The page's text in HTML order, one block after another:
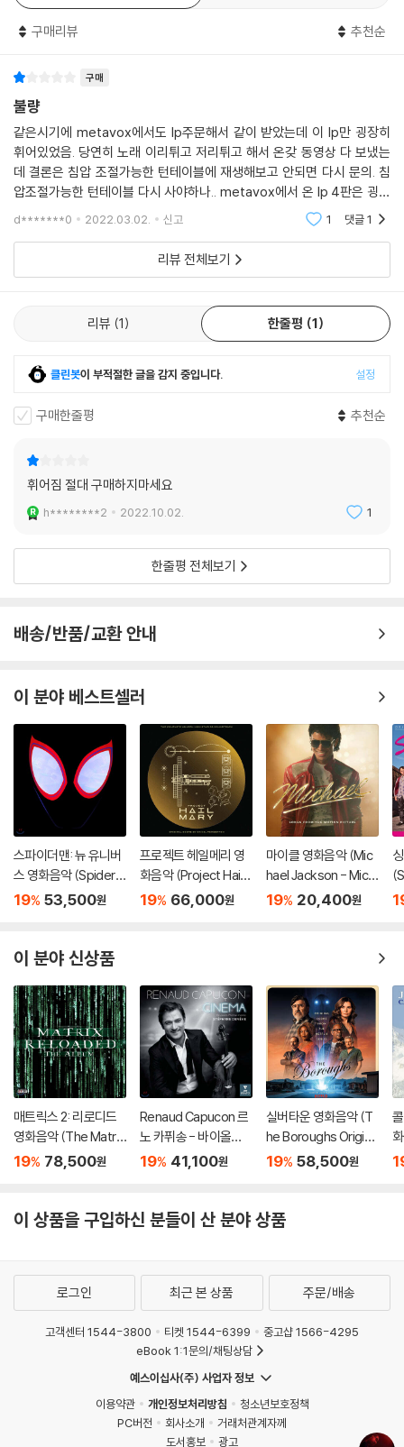
구매리뷰 추천순
구매
불량
같은시기에 metavox에서도 lp주문해서 같이 받았는데 이 lp만 굉장히
휘어있었음. 당연히 노래 이리튀고 저리튀고 해서 온갖 동영상 다 보냈는
데 결론은 침압 조절가능한 턴테이블에 재생해보고 안되면 다시 문의. 침
압조절가능한 턴테이블 다시 사야하나.. metavox에서 온 lp 4판은 굉장
히 깨끗한 걸로 왔어요. 사실 yes24가 lp전문은 아니니까 구매하실 분들
d*******0 2022.03.02. 신고 1 댓글1
리뷰 전체보기
리뷰 1 한줄평 1
클린봇이 부적절한 글을 감지 중입니다. 설정
구매한줄평 추천순
휘어짐 절대 구매하지마세요
h********2 2022.10.02. 1
한줄평 전체보기
배송/반품/교환 안내
이 분야 베스트셀러
스파이더맨: 뉴 유니버
스 영화음악 (Spider-
Man: Into The Spide
19% 53,500원
프로젝트 헤일메리 영
화음악 (Project Hail
Mary - Original Soun
19% 66,000원
마이클 영화음악 (Mic
hael Jackson - Mich
ael OST: Songs Fro
19% 20,400원
이 분야 신상품
매트릭스 2: 리로디드
영화음악 (The Matri
x: Reloaded OST)
19% 78,500원
Renaud Capucon 르
노 카퓌송 - 바이올린
으로 연주한 영화음악
19% 41,100원
실버타운 영화음악 (T
he Boroughs Origina
l Score From the Ne
19% 58,500원
이 상품을 구입하신 분들이 산 분야 상품
로그인 최근 본 상품 주문/배송
고객센터 1544-3800 티켓 1544-6399
중고샵 1566-4295
eBook 1:1문의/채팅상담
예스이십사(주) 사업자 정보
이용약관
개인정보처리방침
청소년보호정책
PC버전
회사소개
거래처관계자께
도서홍보
광고